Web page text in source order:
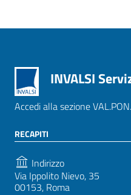
INVALSI
Accedi alla sezione VAL.PON.
RECAPITI
Indirizzo
Via Ippolito Nievo, 35
00153, Roma